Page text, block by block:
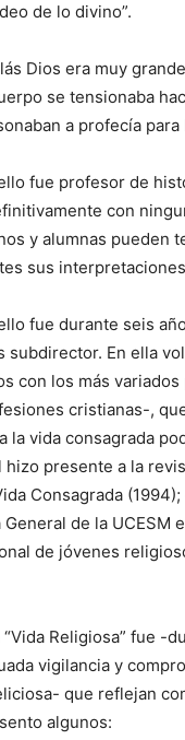
de lo divino”.
Dios era muy
se tensionaba
a profecía para
fue profesor de
con
y alumnas pueden
sus
fue durante seis
subdirector. En ella
con los más
cristianas-,
la vida consagrada
hizo presente a la
Consagrada
General de la UCESM
de jóvenes
“Vida Religiosa” fue -
vigilancia y
que reflejan
algunos: